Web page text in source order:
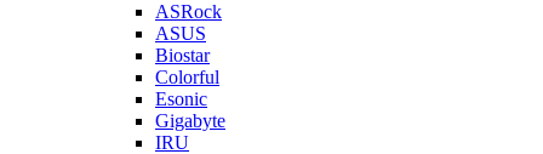
ASRock
ASUS
Biostar
Colorful
Esonic
Gigabyte
IRU